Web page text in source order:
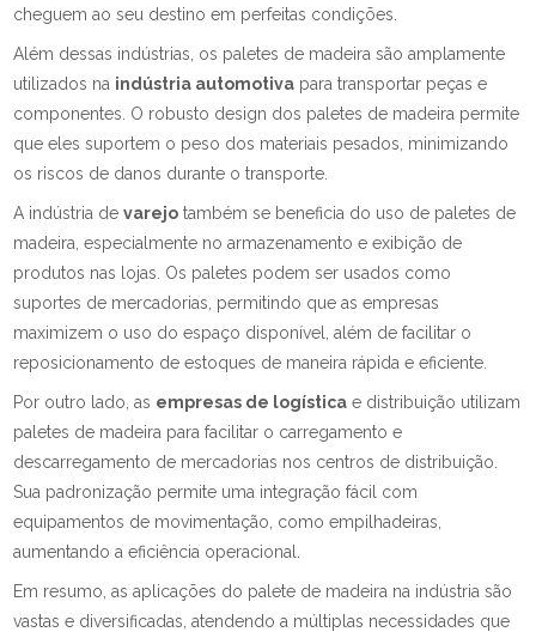
cheguem ao seu destino em perfeitas condições.
Além dessas indústrias, os paletes de madeira são amplamente
utilizados na indústria automotiva para transportar peças e
componentes. O robusto design dos paletes de madeira permite
que eles suportem o peso dos materiais pesados, minimizando
os riscos de danos durante o transporte.
A indústria devarejo também se beneficia do uso de paletes de
madeira, especialmente no armazenamento e exibição de
produtos nas lojas. Os paletes podem ser usados como
suportes de mercadorias, permitindo que as empresas
maximizem o uso do espaço disponível, além de facilitar o
reposicionamento de estoques de maneira rápida e eficiente.
Por outro lado, as empresas de logística e distribuição utilizam
paletes de madeira para facilitar o carregamento e
descarregamento de mercadorias nos centros de distribuição.
Sua padronização permite uma integração fácil com
equipamentos de movimentação, como empilhadeiras,
aumentando a eficiência operacional.
Em resumo, as aplicações do palete de madeira na indústria são
vastas e diversificadas, atendendo a múltiplas necessidades que